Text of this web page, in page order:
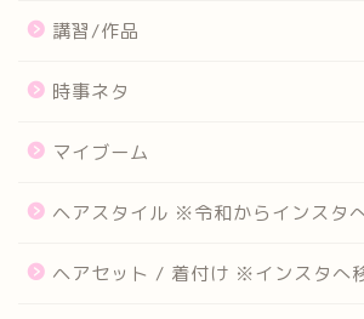
講習/作品
時事ネタ
マイブーム
ヘアスタイル ※令和からインスタ
ヘアセット / 着付け ※インスタへ